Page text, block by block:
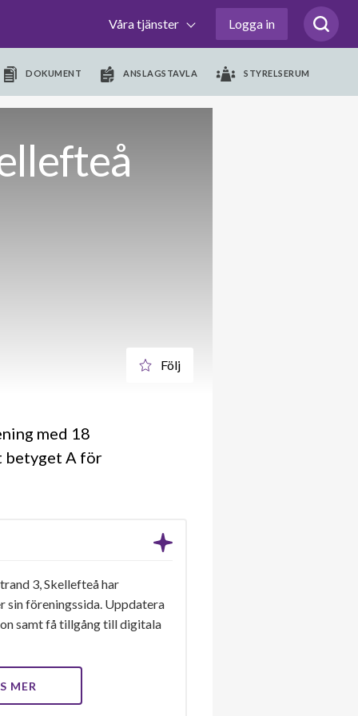
Våra tjänster Logga in
DOKUMENT ANSLAGSTAVLA STYRELSERUM
Följ
med 18
betyget A för
3, Skellefteå har
föreningssida. Uppdatera
samt få tillgång till digitala
MER